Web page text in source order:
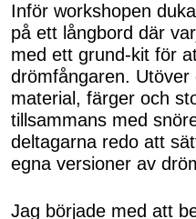
Inför workshopen
på ett långbord där
med ett grund-kit för
drömfångaren.
material, färger och
tillsammans med
deltagarna redo att
egna versioner av
Jag började med att